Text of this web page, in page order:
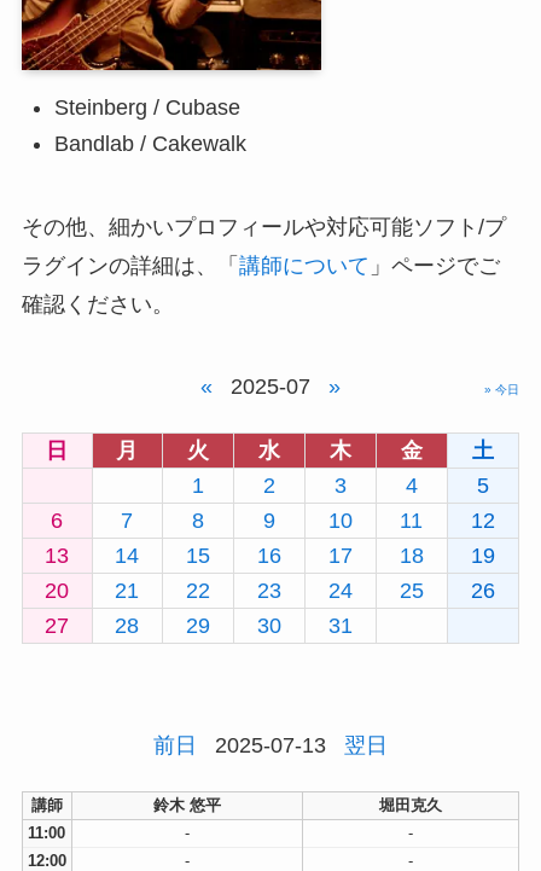
Steinberg / Cubase
Bandlab / Cakewalk
その他、細かいプロフィールや対応可能ソフト/プ
ラグインの詳細は、「 講師について 」ページでご
確認ください。
« 2025-07 » » 今日
日 月 火 水 木 金
土
1
2 3 4
5
6
7 8 9 10 11
12
13
14 15 16 17 18
19
20
21 22 23 24 25
26
27
28 29 30 31
前日 2025-07-13 翌日
講師 鈴木 悠平
堀田克久
11:00
-
-
12:00
-
-